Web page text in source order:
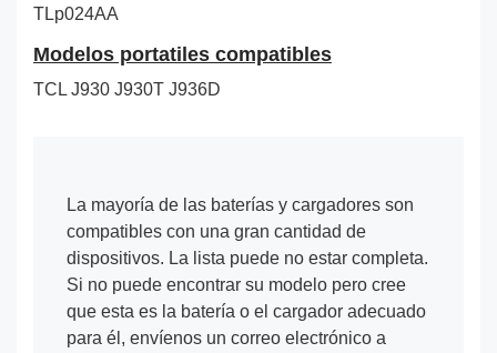
TLp024AA
Modelos portatiles compatibles
TCL J930 J930T J936D
La mayoría de las baterías y cargadores son
compatibles con una gran cantidad de
dispositivos. La lista puede no estar completa.
Si no puede encontrar su modelo pero cree
que esta es la batería o el cargador adecuado
para él, envíenos un correo electrónico a